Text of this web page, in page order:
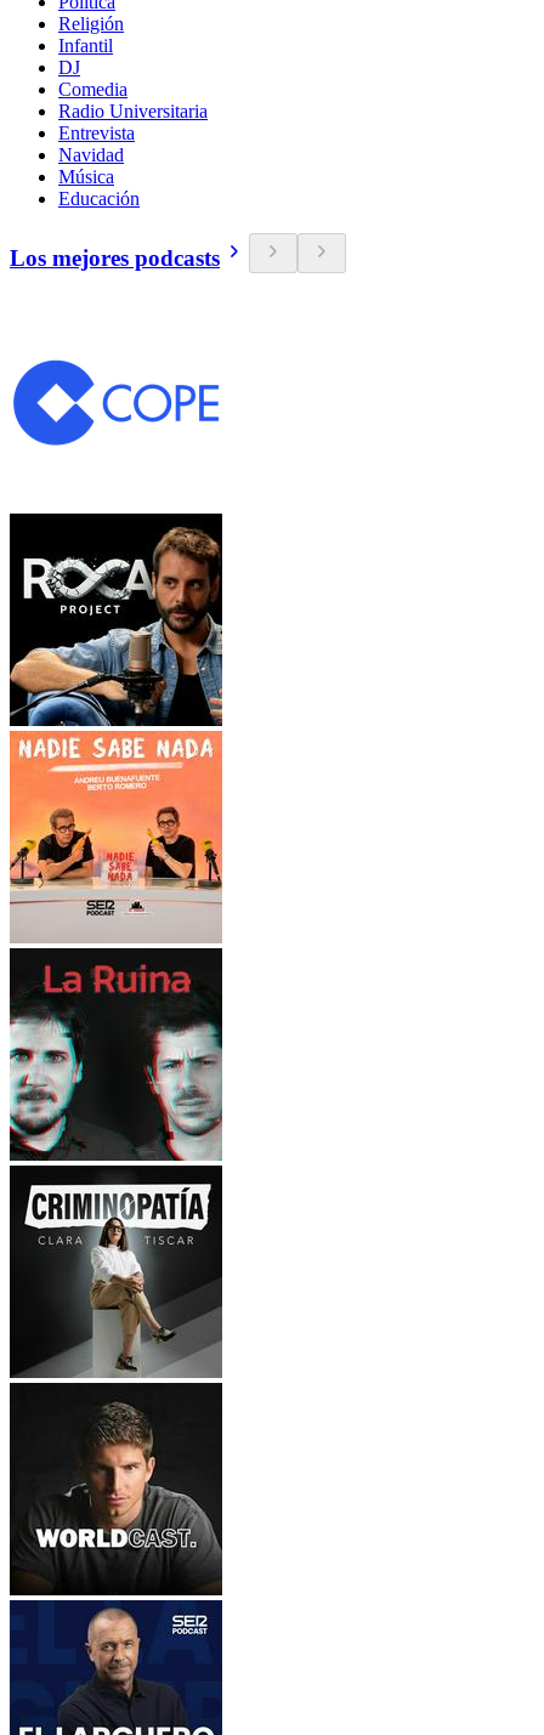
Religión
Infantil
DJ
Comedia
Radio Universitaria
Entrevista
Navidad
Música
Educación
Los mejores podcasts